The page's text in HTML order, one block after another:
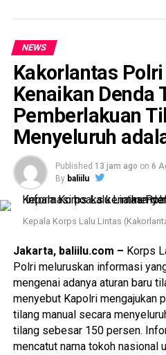
NEWS
Kakorlantas
Kenaikan Denda
Pemberlakuan
Menyeluruh
Published 13 jam ago on 6
By baliilu
Kepala Korps Lalu Lintas
Jakarta, baliilu.com – Korps
Polri meluruskan informasi
mengenai adanya aturan baru
menyebut Kapolri mengajukan
tilang manual secara
tilang sebesar 150 persen.
mencatut nama tokoh nasional